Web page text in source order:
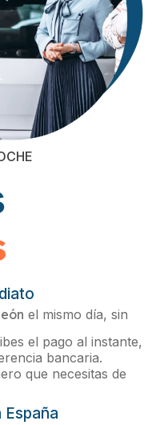
el mismo día, sin
el pago al instante,
bancaria.
que necesitas de
España